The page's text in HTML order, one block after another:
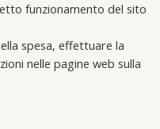
funzionamento del sito
spesa, effettuare la
nelle pagine web sulla